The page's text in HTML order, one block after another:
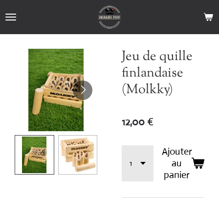
au
contenu
Jeu de quille
finlandaise
(Molkky)
12,00 €
Ajouter
au
panier